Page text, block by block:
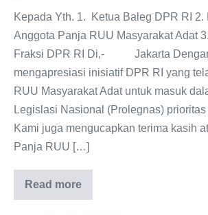
Kepada Yth. 1. Ketua Baleg DPR RI 2.
Anggota Panja RUU Masyarakat Adat
Fraksi DPR RI Di,- Jakarta Dengan
mengapresiasi inisiatif DPR RI yang
RUU Masyarakat Adat untuk masuk
Legislasi Nasional (Prolegnas)
Kami juga mengucapkan terima kasih
Panja RUU […]
Read more